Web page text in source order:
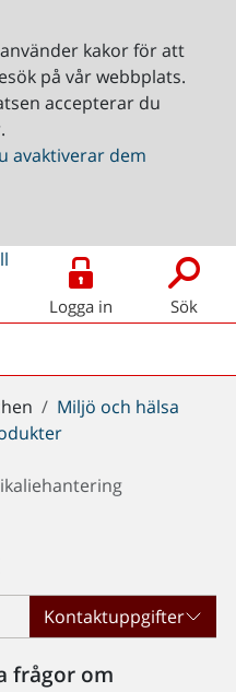
kakor för att
på vår webbplats.
accepterar du
avaktiverar dem
Logga in Sök
Miljö och hälsa
Kontaktuppgifter
frågor om